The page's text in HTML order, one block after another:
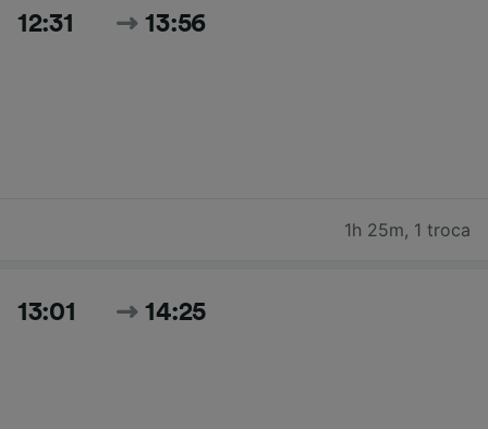
12:31 13:56
1h 25m, 1 troca
13:01 14:25